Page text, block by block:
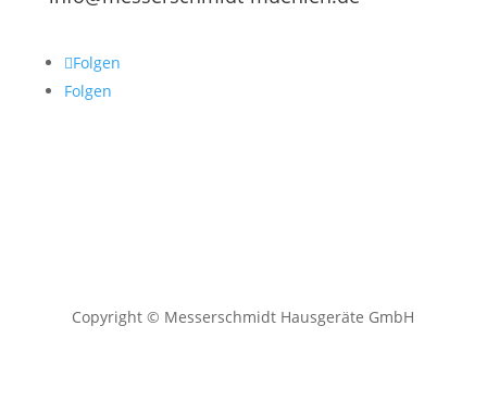
Folgen
Folgen
Copyright © Messerschmidt Hausgeräte GmbH